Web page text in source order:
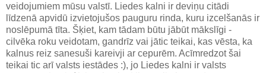
veidojumiem mūsu valstī. Liedes kalni ir deviņu citādi
līdzenā apvidū izvietojušos pauguru rinda, kuru izcelšanās ir
noslēpumā tīta. Šķiet, kam tādam būtu jābūt mākslīgi -
cilvēka roku veidotam, gandrīz vai jātic teikai, kas vēsta, ka
kalnus reiz sanesuši kareivji ar cepurēm. Acīmredzot šai
teikai tic arī valsts iestādes :), jo Liedes kalni ir valsts